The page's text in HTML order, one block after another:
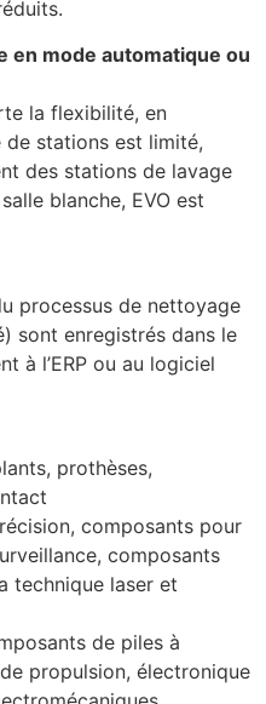
en mode automatique ou
la flexibilité, en
stations est limité,
des stations de lavage
blanche, EVO est
processus de nettoyage
sont enregistrés dans le
à l’ERP ou au logiciel
prothèses,
composants pour
composants
technique laser et
de piles à
propulsion, électronique